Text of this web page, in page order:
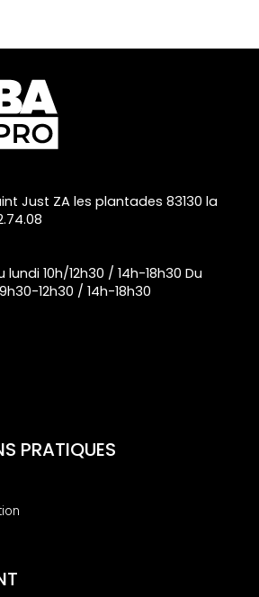
Just ZA les plantades 83130 la
10h/12h30 / 14h-18h30 Du
12h30 / 14h-18h30
PRATIQUES